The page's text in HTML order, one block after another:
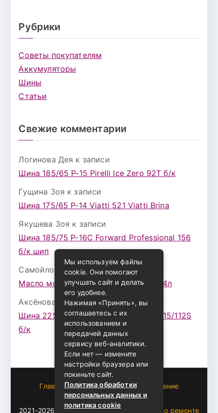
Рубрики
Советы покупателям
Аккумуляторы
Шины
Статьи
Свежие комментарии
Логинова Дея к записи
Шина 185/65 Р-15 Pirelli Ice Zero 92T б/к
Гущина Зоя к записи
Шина 175/65 Р-14 Viatti 521 Viatti Brina
Якушева Зоя к записи
Шина 185/75 Р-16С Forward Professional 156
б/к шип
Самойлова Забавак записи
Масло моторное ZIC X7 (A+) 10W30 4л
Аксёнова Адельк записи
Шина 225/75 Р-16 Nokian Rotiva HT 115/112S
б/к
Главная
Пользовательское соглашение
Карта сайта
2021-2026 (c)Автоблог Владомира — все о ремонте
Мы используем файлы
cookie. Они помогают
улучшать сайт и делать
его удобнее.
Нажимая «Принять», вы
соглашаетесь с их
использованием и
передачей данных
сервису веб-аналитики.
Если нет — измените
настройки браузера или
покиньте сайт.
Политика обработки
персональных данных и
политика cookie